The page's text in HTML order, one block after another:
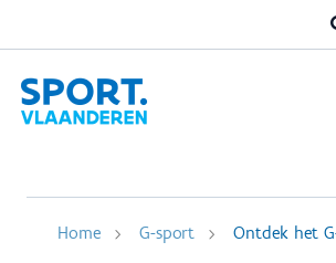
Home G-sport Ontdek het